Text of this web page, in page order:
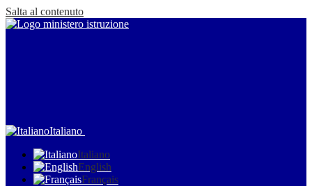
Salta al contenuto
Italiano
Italiano
English
Français